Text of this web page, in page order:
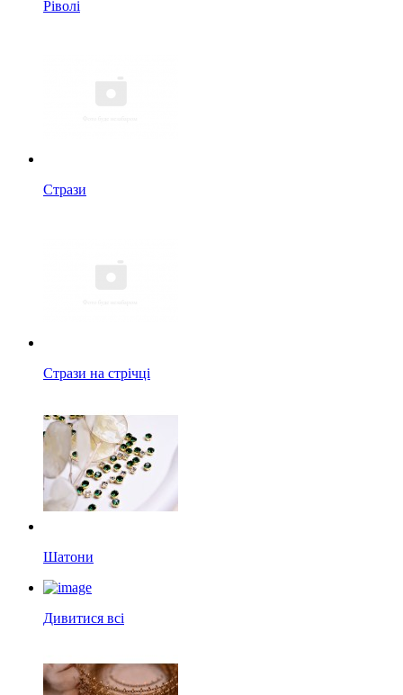
Ріволі
Стрази
Стрази на стрічці
Шатони
Дивитися всі